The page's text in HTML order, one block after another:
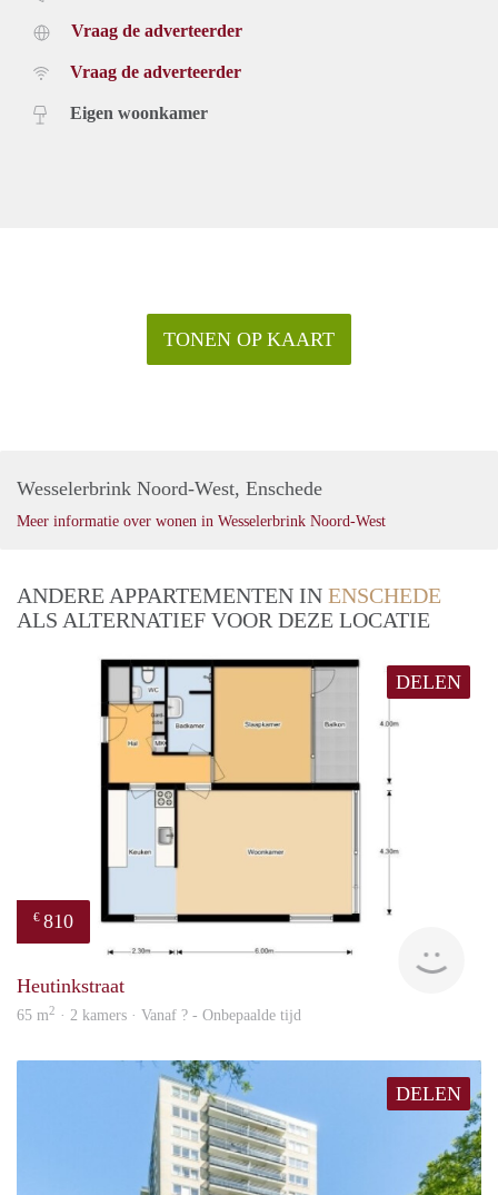
Vraag de adverteerder
Vraag de adverteerder
Eigen woonkamer
TONEN OP KAART
Wesselerbrink Noord-West, Enschede
Meer informatie over wonen in Wesselerbrink Noord-West
ANDERE APPARTEMENTEN IN ENSCHEDE
ALS ALTERNATIEF VOOR DEZE LOCATIE
DELEN
€ 810
Heutinkstraat
65 m2 · 2 kamers · Vanaf ? - Onbepaalde tijd
DELEN